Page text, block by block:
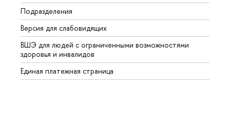
Подразделения
Версия для слабовидящих
ВШЭ для людей с ограниченными возможностями
здоровья и инвалидов
Единая платежная страница